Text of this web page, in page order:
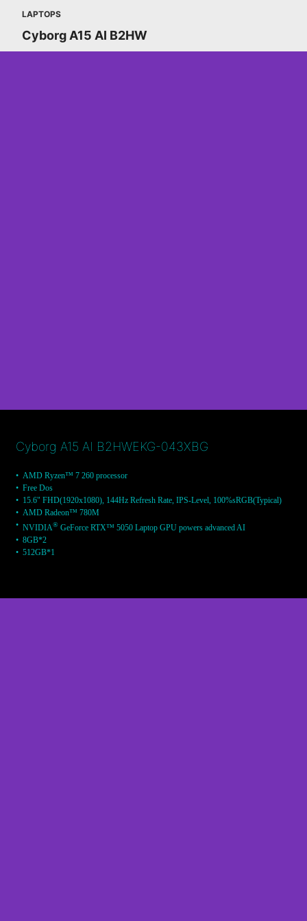
LAPTOPS
Cyborg A15 AI B2HW
Cyborg A15 AI B2HWEKG-043XBG
AMD Ryzen™ 7 260 processor
Free Dos
15.6" FHD(1920x1080), 144Hz Refresh Rate, IPS-Level, 100%sRGB(Typical)
AMD Radeon™ 780M
NVIDIA®GeForce RTX™ 5050 Laptop GPU powers advanced AI
8GB*2
512GB*1